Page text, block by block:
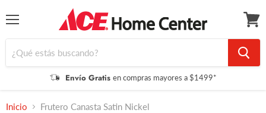
Envío Gratis en compras mayores a $1499*
carrito
Inicio Frutero Canasta Satin Nickel